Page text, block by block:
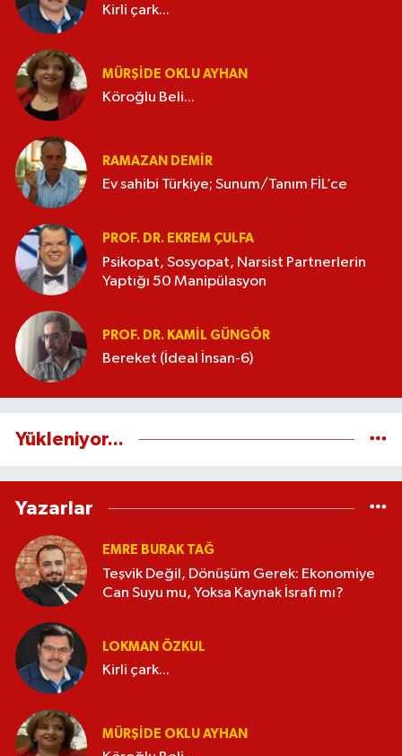
Kirli çark...
MÜRŞIDE OKLU AYHAN
Köroğlu Beli...
RAMAZAN DEMİR
Ev sahibi Türkiye; Sunum/Tanım FİL’ce
PROF. DR. EKREM ÇULFA
Psikopat, Sosyopat, Narsist Partnerlerin
Yaptığı 50 Manipülasyon
PROF. DR. KAMIL GÜNGÖR
Bereket (İdeal İnsan-6)
Yükleniyor...
Yazarlar
EMRE BURAK TAĞ
Teşvik Değil, Dönüşüm Gerek: Ekonomiye
Can Suyu mu, Yoksa Kaynak İsrafı mı?
LOKMAN ÖZKUL
Kirli çark...
MÜRŞIDE OKLU AYHAN